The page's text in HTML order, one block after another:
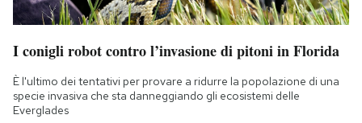
I conigli robot contro l’invasione di pitoni in Florida
È l'ultimo dei tentativi per provare a ridurre la popolazione di una
specie invasiva che sta danneggiando gli ecosistemi delle
Everglades